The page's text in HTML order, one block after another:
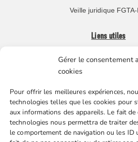
Gérer le consentement
cookies
Pour offrir les meilleures expériences,
technologies telles que les cookies pour
aux informations des appareils. Le fait de
technologies nous permettra de traiter
le comportement de navigation ou les ID
Veille juridique
Liens utiles
Boutique en ligne
Nos partenaires
Gestion des